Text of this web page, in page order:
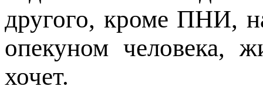
другого, кроме ПНИ,
опекуном человека,
хочет.